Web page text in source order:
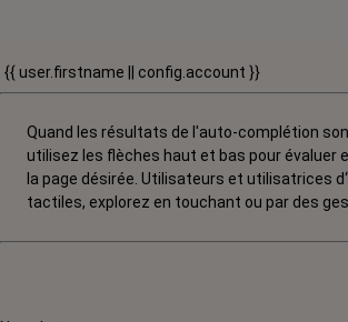
{{ user.firstname || config.account }}
Quand les résultats de l'auto-complétion
utilisez les flèches haut et bas pour évaluer
la page désirée. Utilisateurs et utilisatrices
tactiles, explorez en touchant ou par des